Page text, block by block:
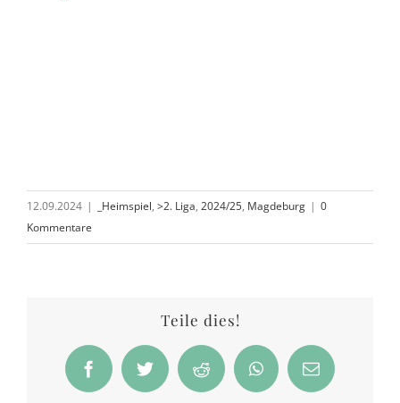
12.09.2024 | _Heimspiel, >2. Liga, 2024/25, Magdeburg | 0
Kommentare
Teile dies!
FacebookTwitter Reddit WhatsApp
E-
Mail